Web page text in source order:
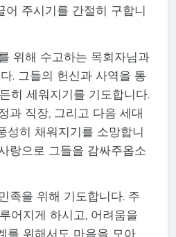
어 주시기를 간절히 구합니
위해 수고하는 목회자님과
. 그들의 헌신과 사역을 통
히 세워지기를 기도합니다.
과 직장, 그리고 다음 세대
성히 채워지기를 소망합니
랑으로 그들을 감싸주옵소
족을 위해 기도합니다. 주
어지게 하시고, 어려움을
를 위해서도 마음을 모아